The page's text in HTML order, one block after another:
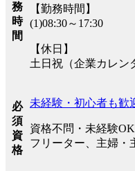
務
時
間
【勤務時間】
(1)08:30～17:30
【休日】
土日祝（企業カレン
必
須
資
格
未経験・初心者も歓
資格不問・未経験OK
フリーター、主婦・